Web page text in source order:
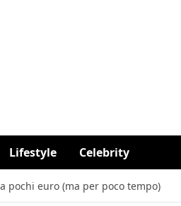
Lifestyle Celebrity
pochi euro (ma per poco tempo)